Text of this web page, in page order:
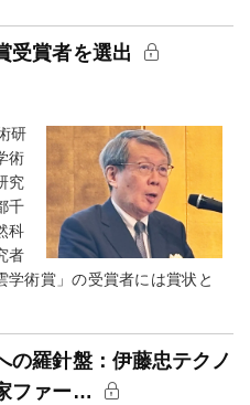
受賞者を選出
研
術
究
千
科
者
学術賞」の受賞者には賞状と
羅針盤：伊藤忠テクノ
ファー…